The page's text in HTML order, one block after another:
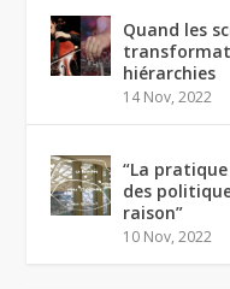
Quand les
hiérarchies
14 Nov, 2022
“La
des
raison”
10 Nov, 2022